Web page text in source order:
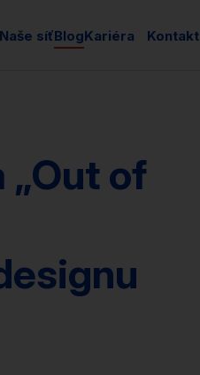
Naše síťBlogKariéra Kontakt
„Out of